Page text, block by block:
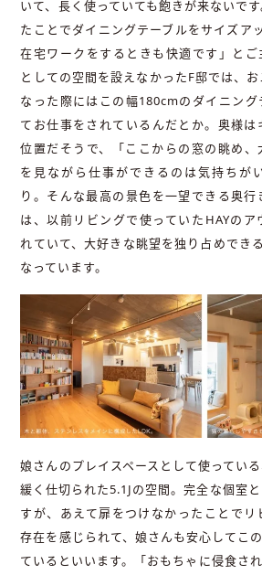
いて、長く使っていても飽きが来ないで
たことでダイニングテーブルをサイズア
在宅ワークをするときも快適です」とご
としての空間を設えなかったF邸では、
なった際にはこの幅180cmのダイニング
てお仕事をされているんだとか。奥様は
位置だそうで、「ここからの窓の眺め
を見ながら仕事ができるのは気持ちが
り。そんな最高の景色を一望できる奥
は、以前リビングで使っていたHAYの
れていて、大好きな眺望を独り占めでき
なっています。
娘さんのプレイスペースとして使ってい
緩く仕切られた5.1Jの空間。完全な個室
すが、あえて扉をつけなかったことでリ
存在を感じられて、娘さんも安心してこ
ているといいます。「おもちゃに侵食され